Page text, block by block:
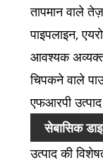
तापमान वाले
पाइपलाइन,
आवश्यक अव्यक्त
चिपकने वाले
एफआरपी
सेबासिक
उत्पाद की